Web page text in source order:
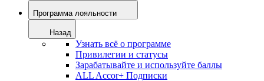
Программа лояльности
Назад
Узнать всё о программе
Привилегии и статусы
Зарабатывайте и используйте баллы
ALL Accor+ Подписки